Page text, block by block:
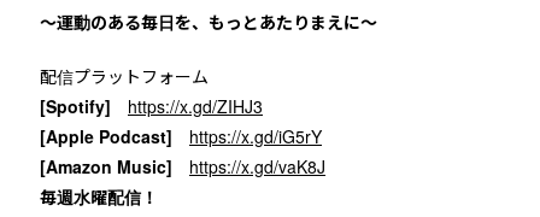
〜運動のある毎日を、もっとあたりまえに〜
配信プラットフォーム
[Spotify]
https://x.gd/ZIHJ3
[Apple Podcast]
https://x.gd/iG5rY
[Amazon Music] https://x.gd/vaK8J
毎週水曜配信！